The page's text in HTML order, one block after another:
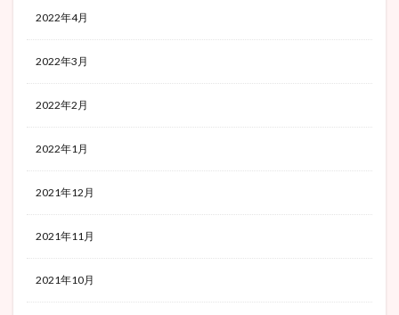
2022年4月
2022年3月
2022年2月
2022年1月
2021年12月
2021年11月
2021年10月